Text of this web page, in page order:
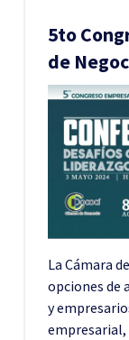
5to
de
La Cámara
opciones de
y
empresarial,